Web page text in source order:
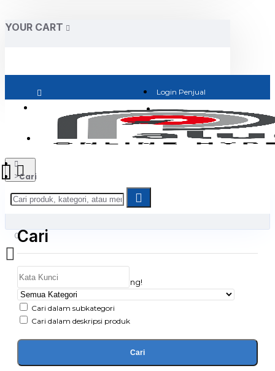
YOUR CART
Login Penjual
Jadi Penjual
0
Daftar belanja Anda kosong!
Cari
Cari
Cari dalam subkategori
Cari dalam deskripsi produk
Cari